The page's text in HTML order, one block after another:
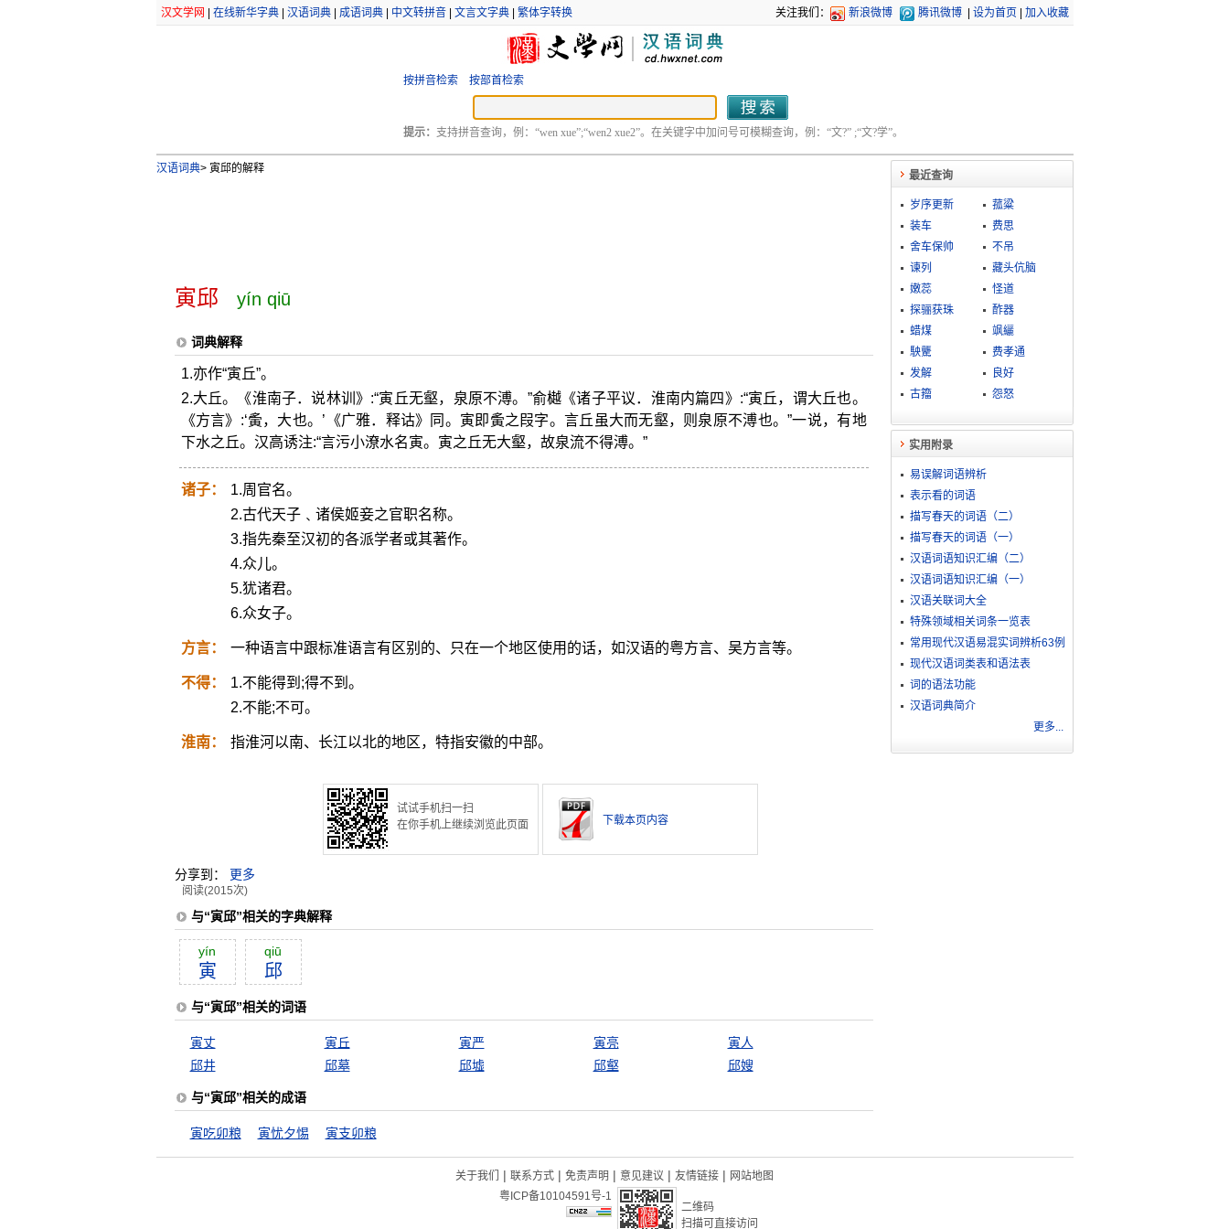
汉文学网 在线新华字典| 汉语词典| 成语词典| 中文转拼音| 文言文字典| 繁体字转换 关注我们： 新浪微博 腾讯微博 设为首页 加入收藏
按拼音检索 按部首检索
提示： 支持拼音查询，例：“wen xue”;“wen2 xue2”。在关键字中加问号可模糊查询，例：“文?” ;“文?学”。
汉语词典>寅邱的解释
寅邱 yín qiū
词典解释
1.亦作“寅丘”。
2.大丘。《淮南子．说林训》:“寅丘无壑，泉原不溥。”俞樾《诸子平议．淮南内篇四》:“寅丘，谓大丘也。
《方言》:‘夤，大也。’《广雅．释诂》同。寅即夤之叚字。言丘虽大而无壑，则泉原不溥也。”一说，有地
下水之丘。汉高诱注:“言污小潦水名寅。寅之丘无大壑，故泉流不得溥。”
诸子：
1.周官名。
2.古代天子﹑诸侯姬妾之官职名称。
3.指先秦至汉初的各派学者或其著作。
4.众儿。
5.犹诸君。
6.众女子。
方言： 一种语言中跟标准语言有区别的、只在一个地区使用的话，如汉语的粤方言、吴方言等。
不得：
1.不能得到;得不到。
2.不能;不可。
淮南： 指淮河以南、长江以北的地区，特指安徽的中部。
试试手机扫一扫
在你手机上继续浏览此页面
下载本页内容
分享到： 更多
阅读(2015次)
与“寅邱”相关的字典解释
yín
寅
qiū
邱
与“寅邱”相关的词语
寅丈 寅丘 寅严 寅亮
寅人
邱井
邱墓 邱墟 邱壑 邱嫂
与“寅邱”相关的成语
寅吃卯粮 寅忧夕惕 寅支卯粮
最近查询
岁序更新
菰粱
装车
费思
舍车保帅
不吊
谏列
藏头伉脑
嫩蕊
怪道
探骊获珠
酢器
蜡煤
飒纚
駚驡
费孝通
发解
良好
古籀
怨怒
实用附录
易误解词语辨析
表示看的词语
描写春天的词语（二）
描写春天的词语（一）
汉语词语知识汇编（二）
汉语词语知识汇编（一）
汉语关联词大全
特殊领域相关词条一览表
常用现代汉语易混实词辨析63例
现代汉语词类表和语法表
词的语法功能
汉语词典简介
更多...
关于我们 | 联系方式 | 免责声明 | 意见建议 | 友情链接 | 网站地图
粤ICP备10104591号-1
二维码
扫描可直接访问